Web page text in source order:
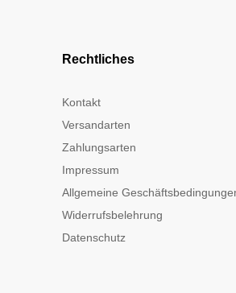
Rechtliches
Kontakt
Versandarten
Zahlungsarten
Impressum
Allgemeine
Widerrufsbelehrung
Datenschutz